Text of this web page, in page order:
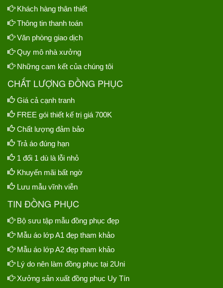
Khách hàng thân thiết
Thông tin thanh toán
Văn phòng giao dịch
Quy mô nhà xưởng
Những cam kết của chúng tôi
CHẤT LƯỢNG ĐỒNG PHỤC
Giá cả cạnh tranh
FREE gói thiết kế trị giá 700K
Chất lượng đảm bảo
Trả áo đúng hạn
1 đổi 1 dù là lỗi nhỏ
Khuyến mãi bất ngờ
Lưu mẫu vĩnh viễn
TIN ĐỒNG PHỤC
Bộ sưu tập mẫu đồng phục đẹp
Mẫu áo lớp A1 đẹp tham khảo
Mẫu áo lớp A2 đẹp tham khảo
Lý do nên làm đồng phục tại 2Uni
Xưởng sản xuất đồng phục Uy Tín